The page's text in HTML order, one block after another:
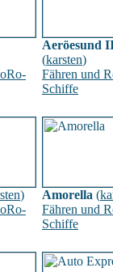
Aeröesund
(karsten)
Fähren und
Schiffe
)
Amorella (
Fähren und
Schiffe